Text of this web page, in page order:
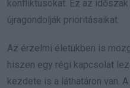
konfliktusokat. Ez az
újragondolják prioritásaikat.
Az érzelmi életükben is
hiszen egy régi kapcsolat
kezdete is a láthatáron van.